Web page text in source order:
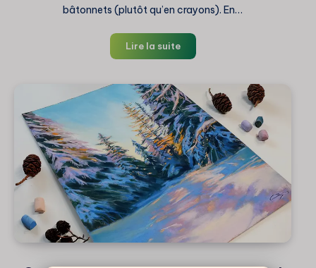
bâtonnets (plutôt qu’en crayons). En…
Lire la suitePeindre
impressionniste
pastel
sec
:
Mon
expérience
et
mes
astuces